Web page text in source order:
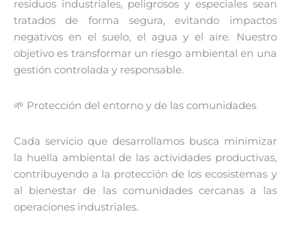
residuos industriales, peligrosos y especiales sean
tratados de forma segura, evitando impactos
negativos en el suelo, el agua y el aire. Nuestro
objetivo es transformar un riesgo ambiental en una
gestión controlada y responsable.
🌱 Protección del entorno y de las comunidades
Cada servicio que desarrollamos busca minimizar
la huella ambiental de las actividades productivas,
contribuyendo a la protección de los ecosistemas y
al bienestar de las comunidades cercanas a las
operaciones industriales.